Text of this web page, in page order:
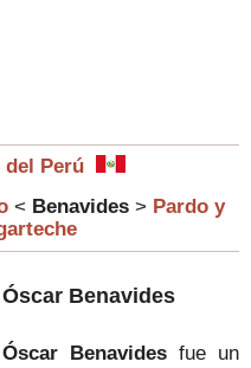
del Perú
< Benavides > Pardo y
Óscar Benavides
Óscar Benavides fue un